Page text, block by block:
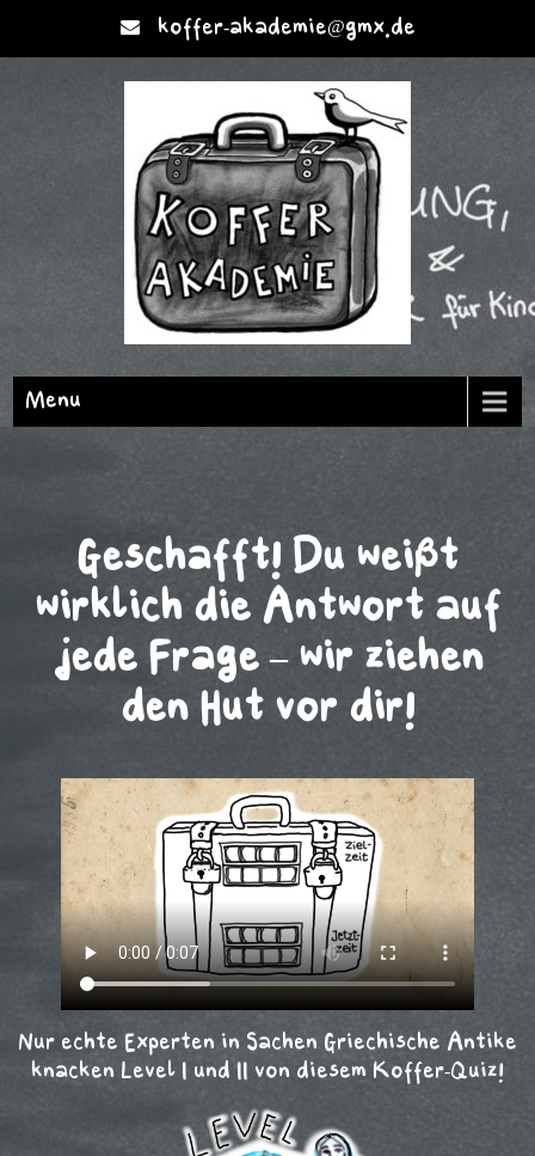
koffer-akademie@gmx.de
Menu
Geschafft! Du weißt
wirklich die Antwort auf
jede Frage – wir ziehen
den Hut vor dir!
Nur echte Experten in Sachen Griechische Antike
knacken Level I und II von diesem Koffer-Quiz!